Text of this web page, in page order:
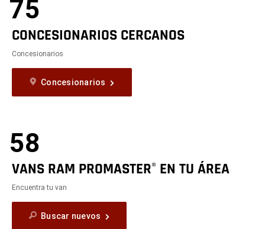
75
CONCESIONARIOS CERCANOS
Concesionarios
Concesionarios
58
VANS RAM PROMASTER® EN TU ÁREA
Encuentra tu van
Buscar nuevos